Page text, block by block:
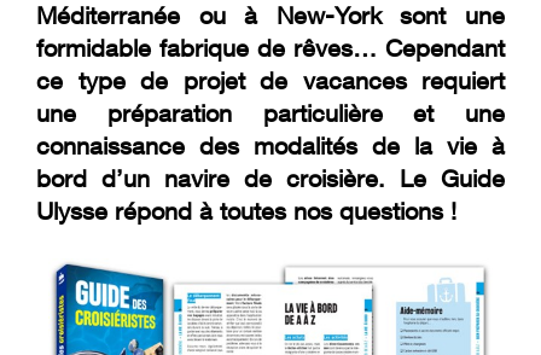
Méditerranée ou à New-York sont une
formidable fabrique de rêves… Cependant
ce type de projet de vacances requiert
une préparation particulière et une
connaissance des modalités de la vie à
bord d’un navire de croisière. Le Guide
Ulysse répond à toutes nos questions !